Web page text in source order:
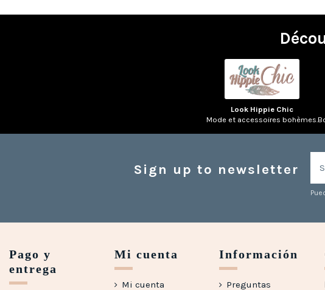
Look Hippie Chic
Mode et accessoires bohèmes.
Sign up to newsletter
Pago y
entrega
Mi cuenta
Mi cuenta
Información
Preguntas